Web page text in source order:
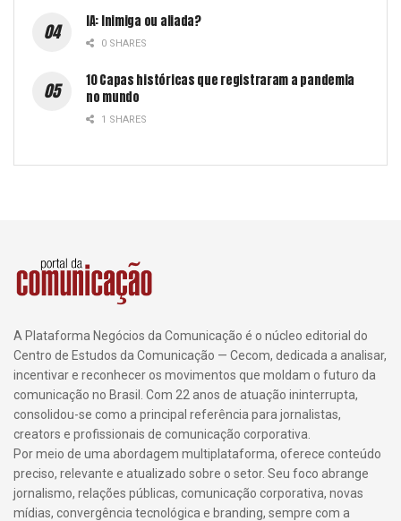
IA: Inimiga ou aliada?
0 SHARES
10 Capas históricas que registraram a pandemia
no mundo
1 SHARES
A Plataforma Negócios da Comunicação é o núcleo editorial do
Centro de Estudos da Comunicação — Cecom, dedicada a analisar,
incentivar e reconhecer os movimentos que moldam o futuro da
comunicação no Brasil. Com 22 anos de atuação ininterrupta,
consolidou-se como a principal referência para jornalistas,
creators e profissionais de comunicação corporativa.
Por meio de uma abordagem multiplataforma, oferece conteúdo
preciso, relevante e atualizado sobre o setor. Seu foco abrange
jornalismo, relações públicas, comunicação corporativa, novas
mídias, convergência tecnológica e branding, sempre com a